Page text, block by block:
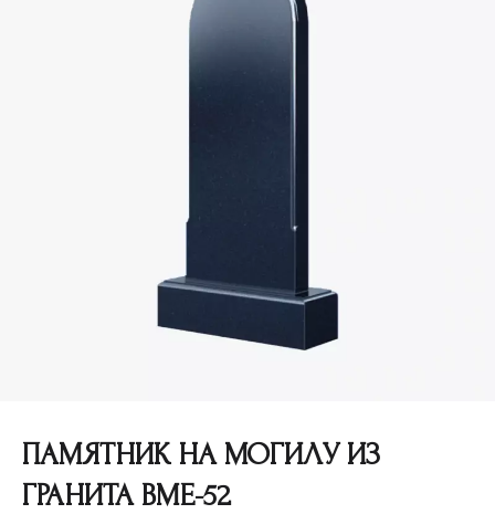
ПАМЯТНИК НА МОГИЛУ ИЗ
ГРАНИТА ВМЕ-52